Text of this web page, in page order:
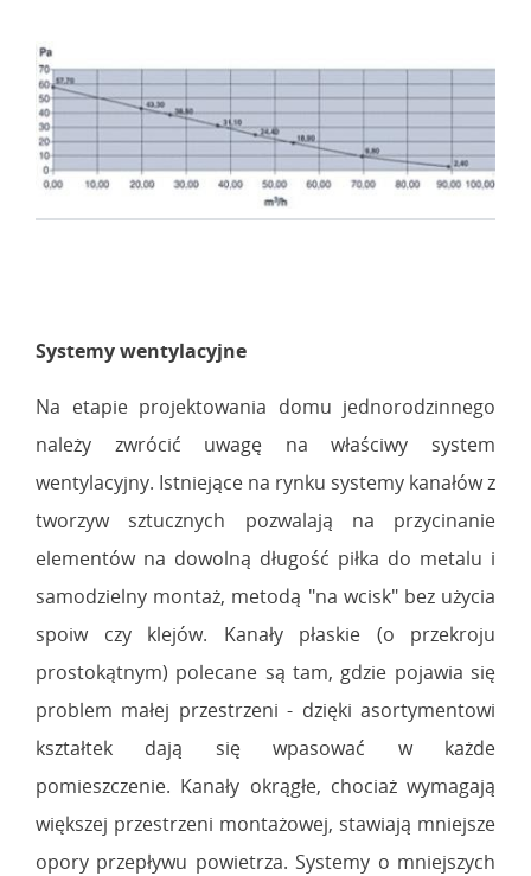
Systemy wentylacyjne
Na etapie projektowania domu jednorodzinnego
należy zwrócić uwagę na właściwy system
wentylacyjny. Istniejące na rynku systemy kanałów z
tworzyw sztucznych pozwalają na przycinanie
elementów na dowolną długość piłka do metalu i
samodzielny montaż, metodą "na wcisk" bez użycia
spoiw czy klejów. Kanały płaskie (o przekroju
prostokątnym) polecane są tam, gdzie pojawia się
problem małej przestrzeni - dzięki asortymentowi
kształtek dają się wpasować w każde
pomieszczenie. Kanały okrągłe, chociaż wymagają
większej przestrzeni montażowej, stawiają mniejsze
opory przepływu powietrza. Systemy o mniejszych